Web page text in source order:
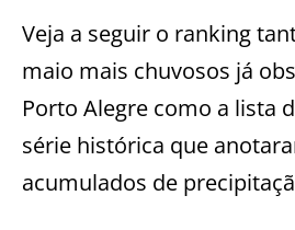
Veja a seguir o ranking
maio mais chuvosos já
Porto Alegre como a lista
série histórica que
acumulados de